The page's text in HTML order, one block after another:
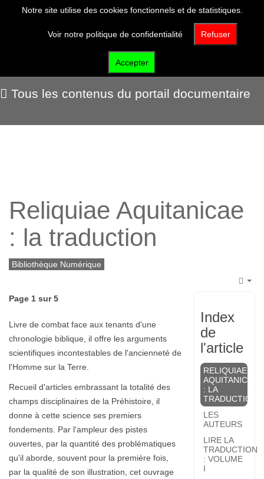
Portail documentaire
Tous les contenus du portail documentaire
Reliquiae Aquitanicae
: la traduction
Bibliothèque Numérique
Index
de
l'article
RELIQUIAE
AQUITANICAE
: LA
TRADUCTION
LES
AUTEURS
LIRE LA
TRADUCTION
: VOLUME
I
Page 1 sur 5
Livre de combat face aux tenants d'une
chronologie biblique, il offre les arguments
scientifiques incontestables de l'ancienneté de
l'Homme sur la Terre.
Recueil d'articles embrassant la totalité des
champs disciplinaires de la Préhistoire, il
donne à cette science ses premiers
fondements. Par l'ampleur des pistes
ouvertes, par la quantité des problématiques
qu'il aborde, souvent pour la première fois,
par la qualité de son illustration, cet ouvrage
Notre site utilise des cookies fonctionnels et de statistiques.
Voir notre politique de confidentialité Refuser
Accepter